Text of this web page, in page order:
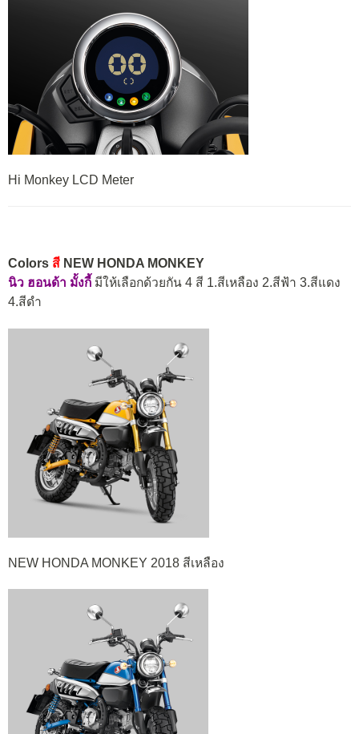
Hi Monkey LCD Meter
Colors สี NEW HONDA MONKEY
นิว ฮอนด้า มั้งกี้ มีให้เลือกด้วยกัน 4 สี 1.สีเหลือง 2.สีฟ้า 3.สีแดง
4.สีดำ
NEW HONDA MONKEY 2018 สีเหลือง